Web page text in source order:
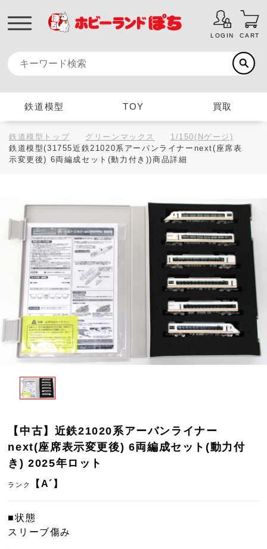
LOGIN CART
鉄道模型 TOY 買取
鉄道模型トップ グリーンマックス
1/150(Nゲージ)
鉄道模型(31755近鉄21020系アーバンライナーnext(座席表
示変更後) 6両編成セット(動力付き))商品詳細
【中古】近鉄21020系アーバンライナー
next(座席表示変更後) 6両編成セット(動力付
き) 2025年ロット
ランク 【A´】
■状態
スリーブ傷み